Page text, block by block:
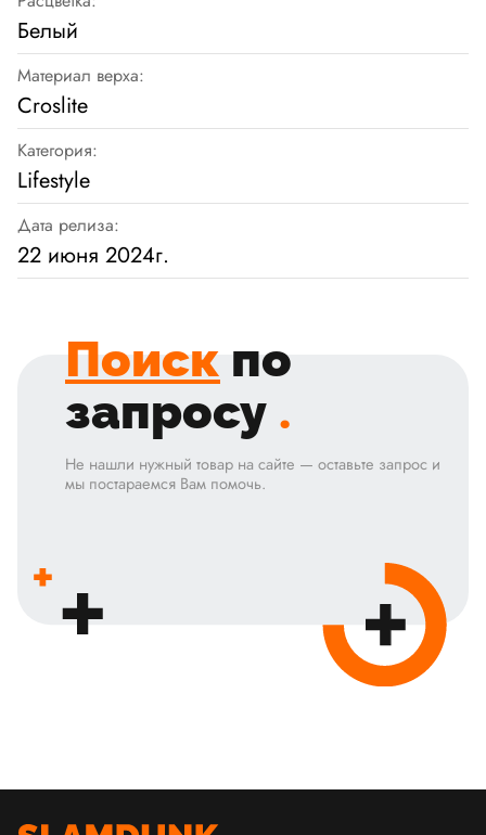
Белый
Материал верха:
Croslite
Категория:
Lifestyle
Дата релиза:
22 июня 2024г.
Поиск по
запросу .
Не нашли нужный товар на сайте — оставьте запрос и
мы постараемся Вам помочь.